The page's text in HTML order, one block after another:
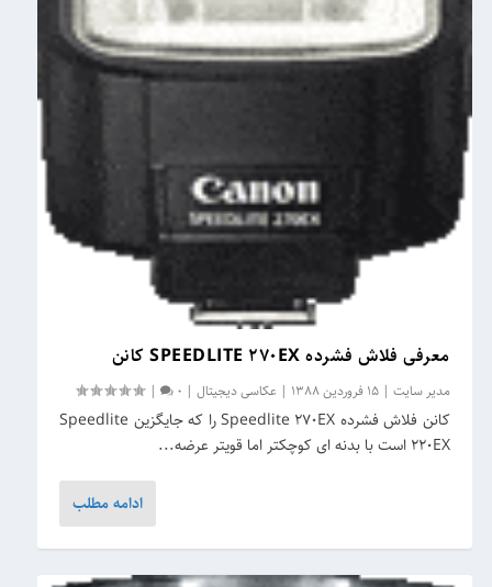
معرفی فلاش فشرده SPEEDLITE 270EX کانن
مدیر سایت |15 فروردین 1388 |عکاسی دیجیتال |
0
|
کانن فلاش فشرده Speedlite 270EX را که جایگزین Speedlite
220EX است با بدنه ای کوچکتر اما قویتر عرضه...
ادامه مطلب